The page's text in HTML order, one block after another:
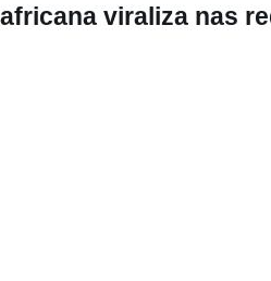
viraliza nas